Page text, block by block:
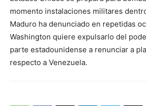
momento instalaciones militares
Maduro ha denunciado en repetidas
Washington quiere expulsarlo del
parte estadounidense a renunciar a
respecto a Venezuela.